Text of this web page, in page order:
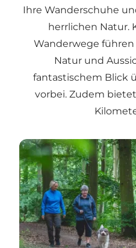
Ihre Wanderschuhe
herrlichen Natur.
Wanderwege
Natur und
fantastischem Blick
vorbei. Zudem
Wandern